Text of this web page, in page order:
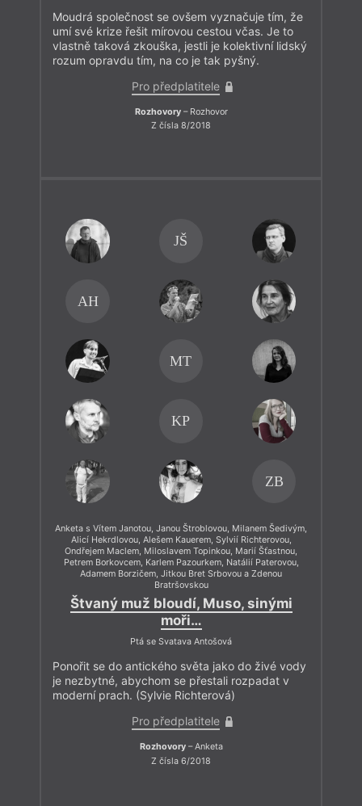
Moudrá společnost se ovšem vyznačuje tím, že
umí své krize řešit mírovou cestou včas. Je to
vlastně taková zkouška, jestli je kolektivní lidský
rozum opravdu tím, na co je tak pyšný.
Pro předplatitele
Rozhovory– Rozhovor
Z čísla 8/2018
JŠ
AH
MT
KP
ZB
Anketa s Vítem Janotou, Janou Štroblovou, Milanem Šedivým,
Alicí Hekrdlovou, Alešem Kauerem, Sylvií Richterovou,
Ondřejem Maclem, Miloslavem Topinkou, Marií Šťastnou,
Petrem Borkovcem, Karlem Pazourkem, Natálií Paterovou,
Adamem Borzičem, Jitkou Bret Srbovou a Zdenou
Bratršovskou
Štvaný muž bloudí, Muso, sinými
moři…
Ptá se Svatava Antošová
Ponořit se do antického světa jako do živé vody
je nezbytné, abychom se přestali rozpadat v
moderní prach. (Sylvie Richterová)
Pro předplatitele
Rozhovory– Anketa
Z čísla 6/2018